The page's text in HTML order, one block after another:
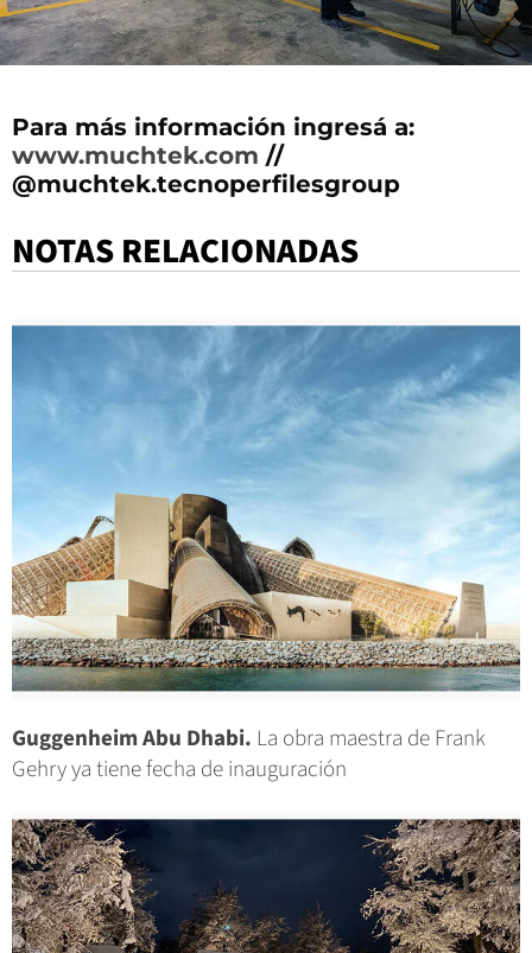
Para más información ingresá a:
www.muchtek.com //
@muchtek.tecnoperfilesgroup
NOTAS RELACIONADAS
Guggenheim Abu Dhabi. La obra maestra de Frank
Gehry ya tiene fecha de inauguración